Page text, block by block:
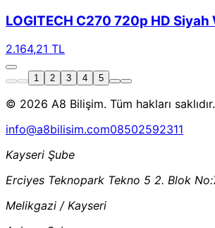
LOGITECH C270 720p HD Siyah
2.164,21 TL
1 2 3 4 5
© 2026 A8 Bilişim. Tüm hakları saklıdır.
info@a8bilisim.com08502592311
Kayseri Şube
Erciyes Teknopark Tekno 5 2. Blok
Melikgazi / Kayseri